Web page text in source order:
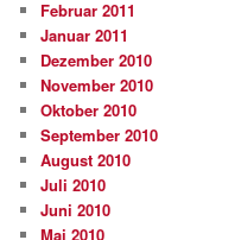
Februar 2011
Januar 2011
Dezember 2010
November 2010
Oktober 2010
September 2010
August 2010
Juli 2010
Juni 2010
Mai 2010